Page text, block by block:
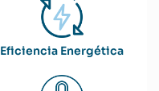
Eficiencia Energética